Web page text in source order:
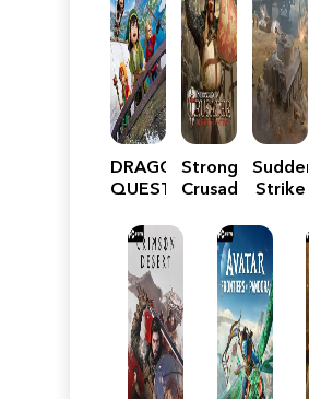
DRAGON
QUEST
Reimagined
Stronghold
Crusader:
Edition
Sudden
Strike